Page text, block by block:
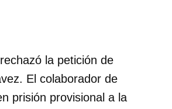
la petición de
El colaborador de
prisión provisional a la